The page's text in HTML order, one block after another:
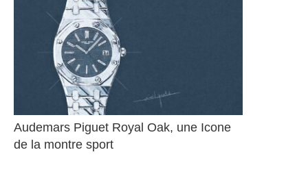
Audemars Piguet Royal Oak, une Icone
de la montre sport